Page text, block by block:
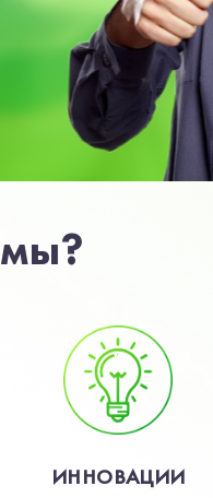
ИННОВАЦИИ